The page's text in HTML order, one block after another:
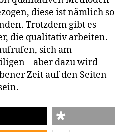
diese ist nämlich so
Trotzdem gibt es
die qualitativ arbeiten.
sich am
– aber dazu wird
Zeit auf den Seiten